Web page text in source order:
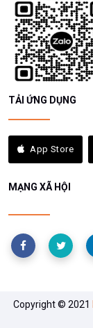
TẢI ỨNG DỤNG
App Store
MẠNG XÃ HỘI
Copyright © 2021